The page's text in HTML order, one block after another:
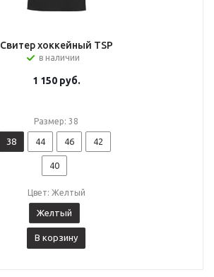
Свитер хоккейный TSP
в наличии
1 150руб.
Размер: 38
38 44 46 42
40
Цвет: Желтый
Желтый
В корзину